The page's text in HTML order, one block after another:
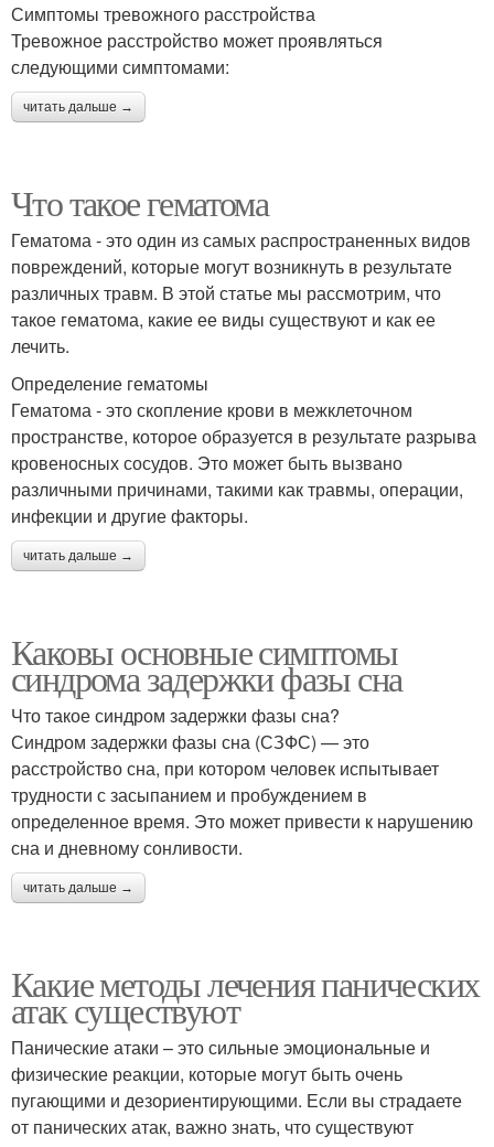
Симптомы тревожного расстройства
Тревожное расстройство может проявляться
следующими симптомами:
читать дальше →
Что такое гематома
Гематома - это один из самых распространенных видов
повреждений, которые могут возникнуть в результате
различных травм. В этой статье мы рассмотрим, что
такое гематома, какие ее виды существуют и как ее
лечить.
Определение гематомы
Гематома - это скопление крови в межклеточном
пространстве, которое образуется в результате разрыва
кровеносных сосудов. Это может быть вызвано
различными причинами, такими как травмы, операции,
инфекции и другие факторы.
читать дальше →
Каковы основные симптомы
синдрома задержки фазы сна
Что такое синдром задержки фазы сна?
Синдром задержки фазы сна (СЗФС) — это
расстройство сна, при котором человек испытывает
трудности с засыпанием и пробуждением в
определенное время. Это может привести к нарушению
сна и дневному сонливости.
читать дальше →
Какие методы лечения панических
атак существуют
Панические атаки – это сильные эмоциональные и
физические реакции, которые могут быть очень
пугающими и дезориентирующими. Если вы страдаете
от панических атак, важно знать, что существуют